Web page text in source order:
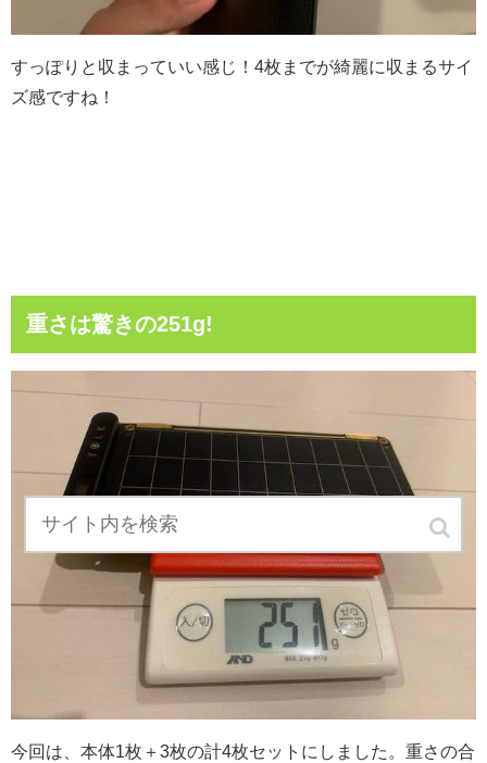
すっぽりと収まっていい感じ！4枚までが綺麗に収まるサイ
ズ感ですね！
重さは驚きの251g!
今回は、本体1枚＋3枚の計4枚セットにしました。重さの合